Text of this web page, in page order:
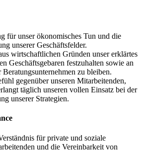
für unser ökonomisches Tun und die
unserer Geschäftsfelder.
wirtschaftlichen Gründen unser erklärtes
Geschäftsgebaren festzuhalten sowie an
zu bleiben.
gegenüber unseren Mitarbeitenden,
täglich unseren vollen Einsatz bei der
unserer Strategien.
für private und soziale
und die Vereinbarkeit von